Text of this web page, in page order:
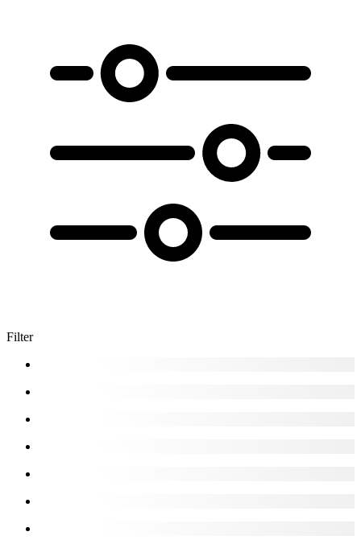
Filter